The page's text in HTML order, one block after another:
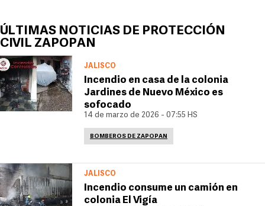
ÚLTIMAS NOTICIAS DE PROTECCIÓN
CIVIL ZAPOPAN
JALISCO
Incendio en casa de la colonia
Jardines de Nuevo México es
sofocado
14 de marzo de 2026 - 07:55 HS
BOMBEROS DE ZAPOPAN
JALISCO
Incendio consume un camión en
colonia El Vigía